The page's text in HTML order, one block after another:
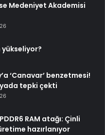
Medeniyet Akademisi
‘Canavar’ benzetmesi!
tepki çekti
RAM atağı: Çinli
hazırlanıyor